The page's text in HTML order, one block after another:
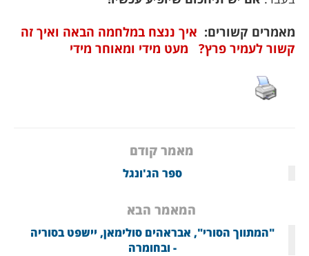
מאמרים קשורים: איך ננצח במלחמה הבאה ואיך זה
קשור לעמיר פרץ?
מעט מידי ומאוחר מידי
מאמר קודם
ספר הג'ונגל
המאמר הבא
"המתווך הסורי", אבראהים סולימאן, יישפט בסוריה
- ובחומרה